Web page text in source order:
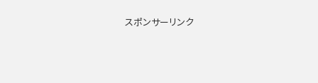
スポンサーリンク